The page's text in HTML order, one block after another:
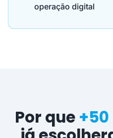
operação digital
Por que